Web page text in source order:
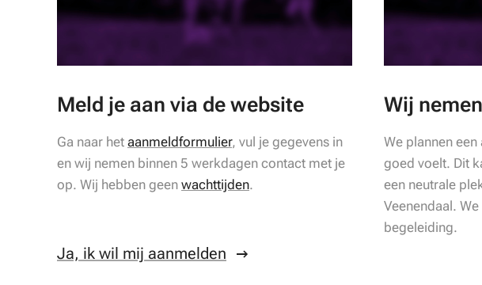
Meld je aan via de website
Ga naar het aanmeldformulier, vul je gegevens in
en wij nemen binnen 5 werkdagen contact met je
op. Wij hebben geen wachttijden.
Ja, ik wil mij aanmelden
Wij
We plannen
goed voelt. Dit
een neutrale
Veenendaal.
begeleiding.